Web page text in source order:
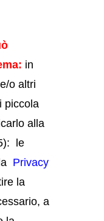
in
o altri
piccola
alla
le
Privacy
la
a